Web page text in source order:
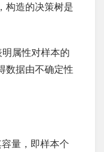
构造的决策树是
属性对样本的
数据由不确定性
量，即样本个